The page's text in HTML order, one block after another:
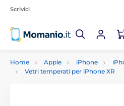
Scrivici
Home Apple iPhone
Vetri temperati per iPhone XR